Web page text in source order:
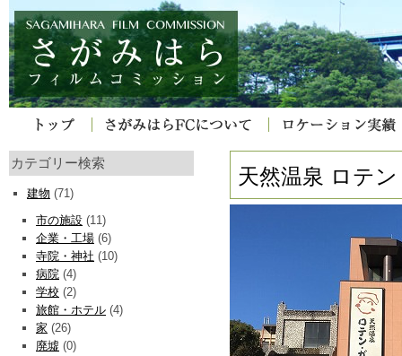
カテゴリー検索
建物 (71)
市の施設 (11)
企業・工場 (6)
寺院・神社 (10)
病院 (4)
学校 (2)
旅館・ホテル (4)
家 (26)
廃墟 (0)
天然温泉 ロテ